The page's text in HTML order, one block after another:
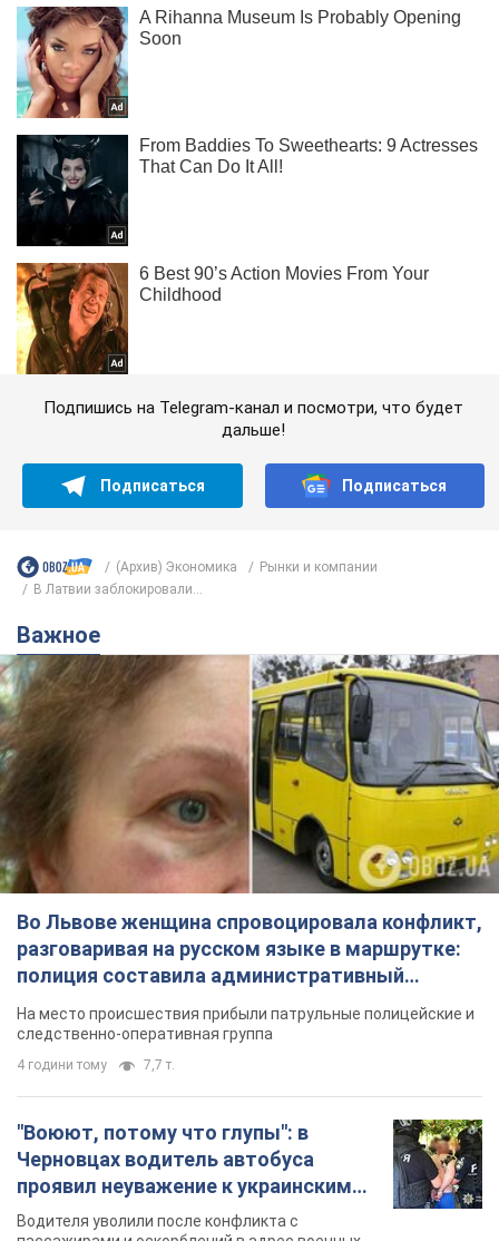
Подпишись на Telegram-канал и посмотри, что будет
дальше!
Подписаться Подписаться
(Архив) Экономика
Рынки и компании
В Латвии заблокировали...
Важное
Во Львове женщина спровоцировала конфликт,
разговаривая на русском языке в маршрутке:
полиция составила административный
протокол. Видео
На место происшествия прибыли патрульные полицейские и
следственно-оперативная группа
4 години тому 7,7 т.
"Воюют, потому что глупы": в
Черновцах водитель автобуса
проявил неуважение к украинским
военным и поплатился за это.
Водителя уволили после конфликта с